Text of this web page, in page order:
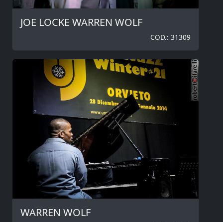
JOE LOCKE WARREN WOLF
COD.: 31309
WARREN WOLF